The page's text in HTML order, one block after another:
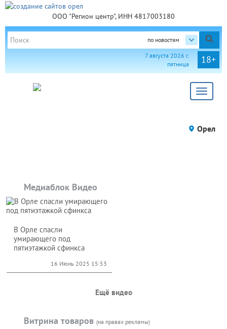
ООО "Регион центр", ИНН 4817003180
по новостям
18+
7 августа 2026 г.
пятница
Toggle
Орел
Медиаблок Видео
В Орле спасли
умирающего под
пятиэтажкой сфинкса
16 Июнь 2025 15:53
Ещё видео
Витрина товаров (на правах рекламы)